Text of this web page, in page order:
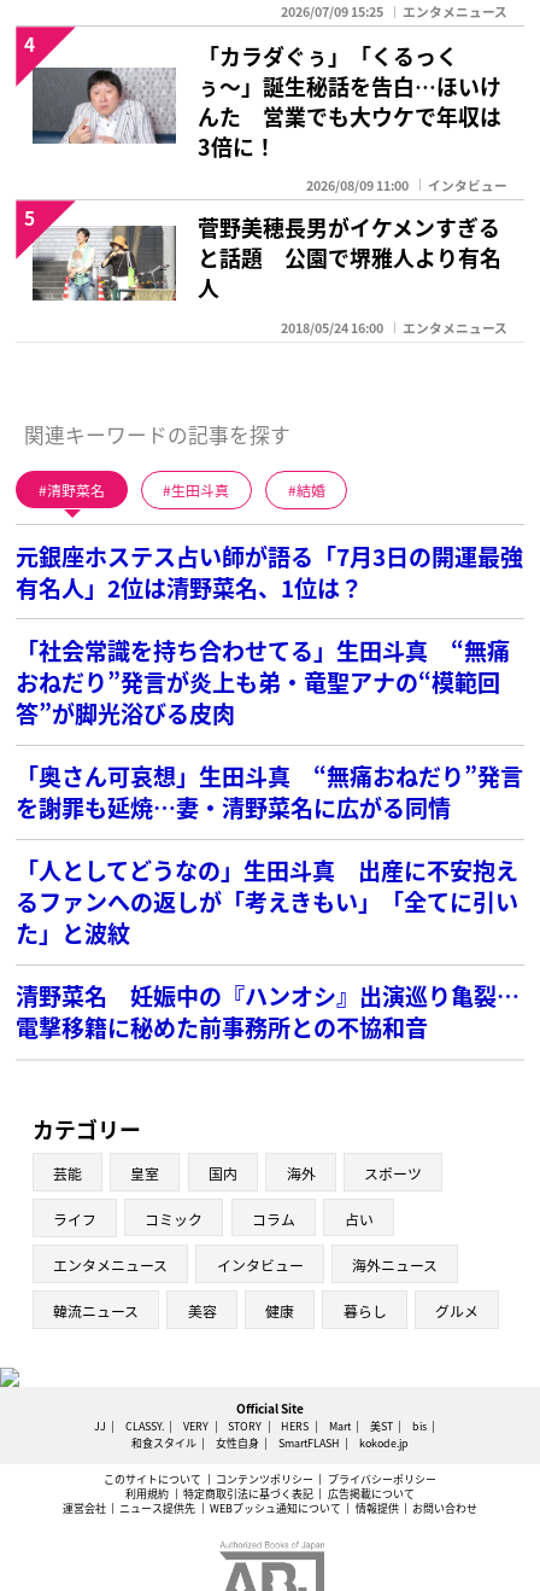
2026/07/09 15:25 エンタメニュース
「カラダぐぅ」「くるっく
ぅ〜」誕生秘話を告白…ほいけ
んた 営業でも大ウケで年収は
3倍に！
2026/08/09 11:00 インタビュー
4
菅野美穂長男がイケメンすぎる
と話題 公園で堺雅人より有名
人
2018/05/24 16:00 エンタメニュース
5
関連キーワードの記事を探す
清野菜名 生田斗真 結婚
元銀座ホステス占い師が語る「7月3日の開運最強
有名人」2位は清野菜名、1位は？
「社会常識を持ち合わせてる」生田斗真 “無痛
おねだり”発言が炎上も弟・竜聖アナの“模範回
答”が脚光浴びる皮肉
「奥さん可哀想」生田斗真 “無痛おねだり”発言
を謝罪も延焼…妻・清野菜名に広がる同情
「人としてどうなの」生田斗真 出産に不安抱え
るファンへの返しが「考えきもい」「全てに引い
た」と波紋
清野菜名 妊娠中の『ハンオシ』出演巡り亀裂…
電撃移籍に秘めた前事務所との不協和音
カテゴリー
芸能 皇室 国内 海外 スポーツ
ライフ コミック コラム 占い
エンタメニュース インタビュー 海外ニュース
韓流ニュース 美容 健康 暮らし グルメ
Official Site
JJ CLASSY. VERY STORY HERS Mart 美ST
bis
和食スタイル
女性自身 SmartFLASH kokode.jp
このサイトについて コンテンツポリシー
プライバシーポリシー
利用規約
特定商取引法に基づく表記
広告掲載について
運営会社
ニュース提供先 WEBプッシュ通知について 情報提供 お問い合わせ